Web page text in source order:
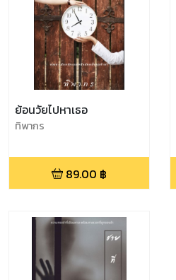
ย้อนวัยไปหาเธอ
ทิพากร
89.00 ฿